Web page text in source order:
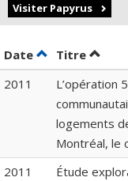
Visiter Papyrus
Date Trier par date
Titre Trier
2011
L’opération
logements
Montréal, le
2011
Étude